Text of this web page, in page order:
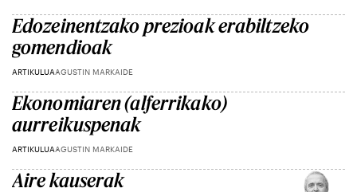
Edozeinentzako prezioak erabiltzeko
gomendioak
ARTIKULUAAGUSTIN MARKAIDE
Ekonomiaren (alferrikako)
aurreikuspenak
ARTIKULUAAGUSTIN MARKAIDE
Aire kauserak